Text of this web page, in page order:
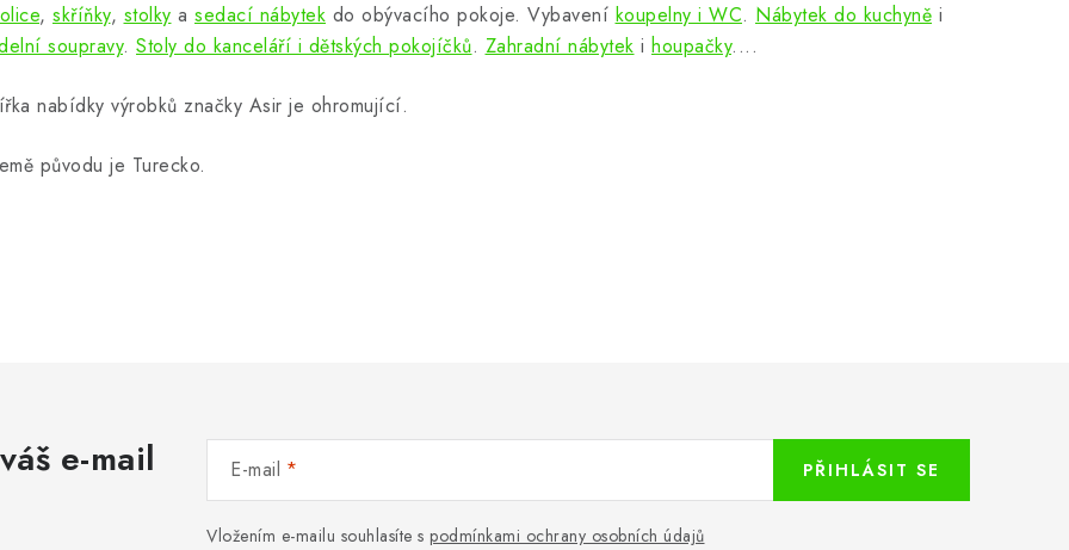
, skříňky, stolky a sedací nábytek do obývacího pokoje. Vybavení koupelny i WC. Nábytek do kuchyně i
soupravy. Stoly do kanceláří i dětských pokojíčků. Zahradní nábytek i houpačky....
nabídky výrobků značky Asir je ohromující.
původu je Turecko.
e-mail E-mail
Vložením e-mailu souhlasíte s podmínkami ochrany osobních údajů
PŘIHLÁSIT SE